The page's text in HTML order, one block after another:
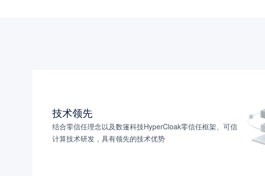
技术领先
结合零信任理念以及数篷科技HyperCloak零信任框架、可信
计算技术研发，具有领先的技术优势